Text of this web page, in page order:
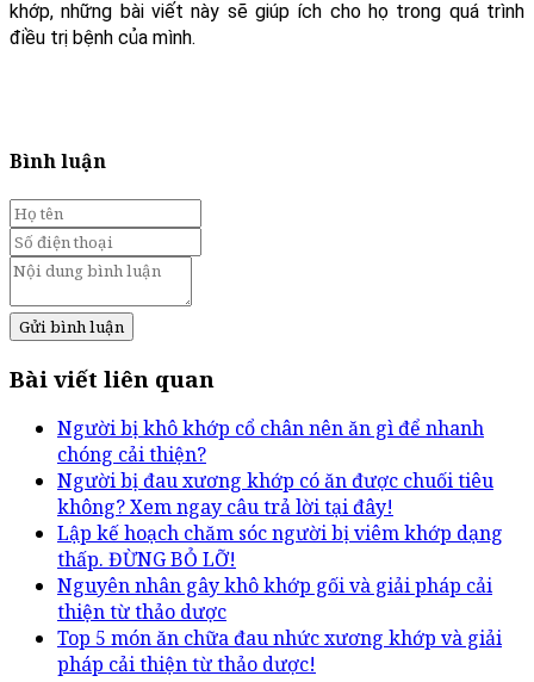
khớp, những bài viết này sẽ giúp ích cho họ trong quá trình
điều trị bệnh của mình.
Bình luận
Gửi bình luận
Bài viết liên quan
Người bị khô khớp cổ chân nên ăn gì để nhanh
chóng cải thiện?
Người bị đau xương khớp có ăn được chuối tiêu
không? Xem ngay câu trả lời tại đây!
Lập kế hoạch chăm sóc người bị viêm khớp dạng
thấp. ĐỪNG BỎ LỠ!
Nguyên nhân gây khô khớp gối và giải pháp cải
thiện từ thảo dược
Top 5 món ăn chữa đau nhức xương khớp và giải
pháp cải thiện từ thảo dược!